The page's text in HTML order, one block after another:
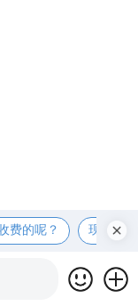
费的呢？ 现在有